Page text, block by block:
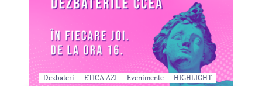
Dezbateri ETICA AZI Evenimente HIGHLIGHT